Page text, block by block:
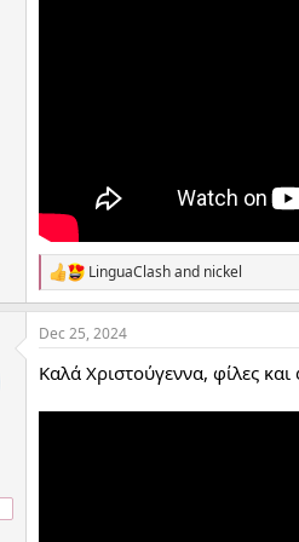
R
e
a
c
i
n
LinguaClashand nickel
Dec 25, 2024
Καλά Χριστούγεννα, φίλες και